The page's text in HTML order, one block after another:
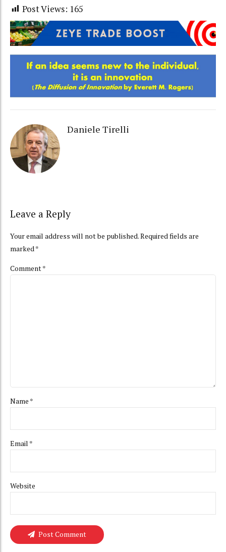
Post Views: 165
Daniele Tirelli
Leave a Reply
Your email address will not be published. Required fields are
marked *
Comment*
Name *
Email *
Website
Post Comment